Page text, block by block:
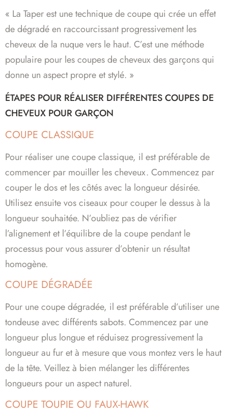
« La Taper est une technique de coupe qui crée un effet
de dégradé en raccourcissant progressivement les
cheveux de la nuque vers le haut. C’est une méthode
populaire pour les coupes de cheveux des garçons qui
donne un aspect propre et stylé. »
ÉTAPES POUR RÉALISER DIFFÉRENTES COUPES DE
CHEVEUX POUR GARÇON
COUPE CLASSIQUE
Pour réaliser une coupe classique, il est préférable de
commencer par mouiller les cheveux. Commencez par
couper le dos et les côtés avec la longueur désirée.
Utilisez ensuite vos ciseaux pour couper le dessus à la
longueur souhaitée. N’oubliez pas de vérifier
l’alignement et l’équilibre de la coupe pendant le
processus pour vous assurer d’obtenir un résultat
homogène.
COUPE DÉGRADÉE
Pour une coupe dégradée, il est préférable d’utiliser une
tondeuse avec différents sabots. Commencez par une
longueur plus longue et réduisez progressivement la
longueur au fur et à mesure que vous montez vers le haut
de la tête. Veillez à bien mélanger les différentes
longueurs pour un aspect naturel.
COUPE TOUPIE OU FAUX-HAWK